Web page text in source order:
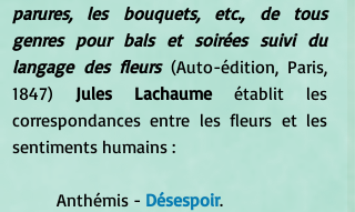
parures, les bouquets, etc., de tous
genres pour bals et soirées suivi du
langage des fleurs (Auto-édition, Paris,
1847) Jules Lachaume établit les
correspondances entre les fleurs et les
sentiments humains :
	Anthémis -
Désespoir.